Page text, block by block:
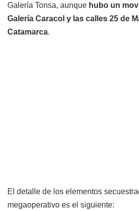
Galería Tonsa, aunque hubo un
Galería Caracol y las calles 25 de
Catamarca.
El detalle de los elementos
megaoperativo es el siguiente: